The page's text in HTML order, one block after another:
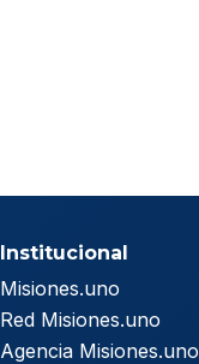
Institucional
Misiones.uno
Red Misiones.uno
Agencia Misiones.uno